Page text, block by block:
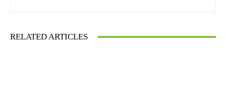
RELATED ARTICLES